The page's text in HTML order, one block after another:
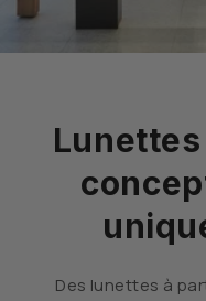
Des lunettes à